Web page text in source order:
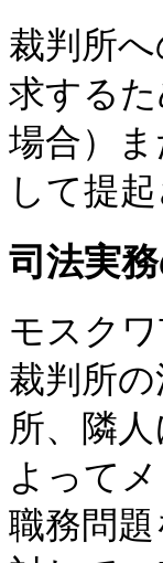
裁判所
求する
場合）
して提起
司法実
モスク
裁判所
所、隣
よって
職務問